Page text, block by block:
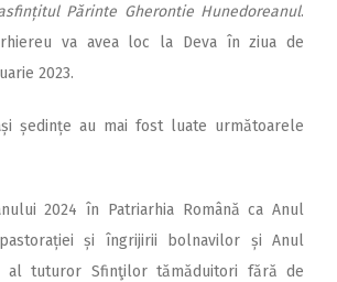
Părinte Gherontie Hunedoreanul.
va avea loc la Deva în ziua de
2023.
ședințe au mai fost luate următoarele
2024 în Patriarhia Română ca Anul
și îngrijirii bolnavilor și Anul
al tuturor Sfinţilor tămăduitori fără de